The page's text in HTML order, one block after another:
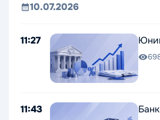
10.07.2026
11:27
11:43